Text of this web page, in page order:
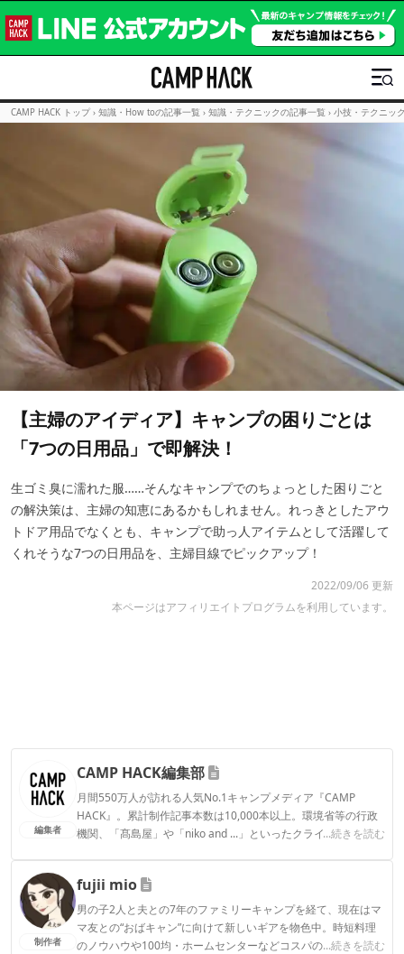
CAMP HACK トップ › 知識・How toの記事一覧 › 知識・テクニックの記事一覧 › 小技・テクニッ
【主婦のアイディア】キャンプの困りごとは
「7つの日用品」で即解決！
生ゴミ臭に濡れた服……そんなキャンプでのちょっとした困りごと
の解決策は、主婦の知恵にあるかもしれません。れっきとしたアウ
トドア用品でなくとも、キャンプで助っ人アイテムとして活躍して
くれそうな7つの日用品を、主婦目線でピックアップ！
2022/09/06 更新
本ページはアフィリエイトプログラムを利用しています。
編集者
CAMP HACK編集部
月間550万人が訪れる人気No.1キャンプメディア『CAMP
HACK』。累計制作記事本数は10,000本以上。環境省等の行政
機関、「髙島屋」や「niko and ...」といったクライアントとの
...続きを読む
CAMP HACK編集部のプロフィール
制作者
fujii mio
男の子2人と夫との7年のファミリーキャンプを経て、現在はマ
マ友との“おばキャン”に向けて新しいギアを物色中。時短料理
のノウハウや100均・ホームセンターなどコスパの良好なギア
...続きを読む